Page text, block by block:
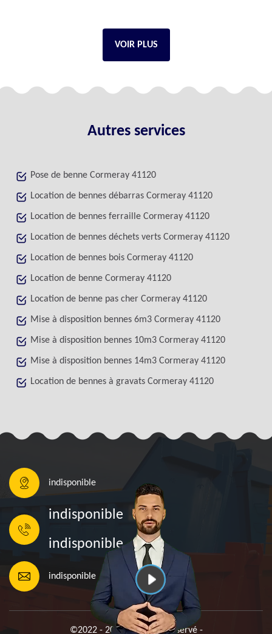
VOIR PLUS
Autres services
Pose de benne Cormeray 41120
Location de bennes débarras Cormeray 41120
Location de bennes ferraille Cormeray 41120
Location de bennes déchets verts Cormeray 41120
Location de bennes bois Cormeray 41120
Location de benne Cormeray 41120
Location de benne pas cher Cormeray 41120
Mise à disposition bennes 6m3 Cormeray 41120
Mise à disposition bennes 10m3 Cormeray 41120
Mise à disposition bennes 14m3 Cormeray 41120
Location de bennes à gravats Cormeray 41120
indisponible
indisponible
indisponible
indisponible
©2022 - 2026 Tout droit réservé -